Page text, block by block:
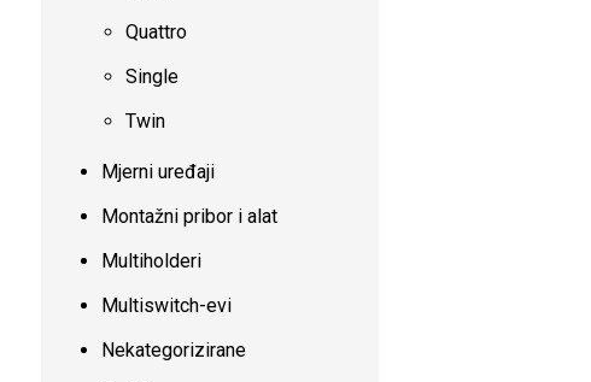
Quattro
Single
Twin
Mjerni uređaji
Montažni pribor i alat
Multiholderi
Multiswitch-evi
Nekategorizirane